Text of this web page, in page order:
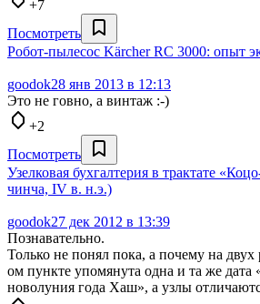
+7
Посмотреть
Робот-пылесос Kärcher RC 3000: опыт
goodok28 янв 2013 в 12:13
Это не говно, а винтаж :-)
+2
Посмотреть
Узелковая бухгалтерия в трактате
чинча, IV в. н.э.)
goodok27 дек 2012 в 13:39
Познавательно.
Только не понял пока, а почему на
ом пункте упомянута одна и та же дата
новолуния года Хаш», а узлы